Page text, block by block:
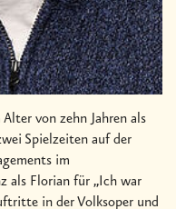
von zehn Jahren als
Spielzeiten auf der
im
als Florian für „Ich war
in der Volksoper und